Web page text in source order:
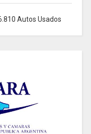
Autos Usados